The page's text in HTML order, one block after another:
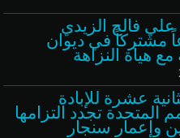
علي فالح الزيدي
مشتركاً في ديوان
مع هيأة النزاهة
عشرة للإبادة
المتحدة تجدد التزامها
وإعمار سنجار